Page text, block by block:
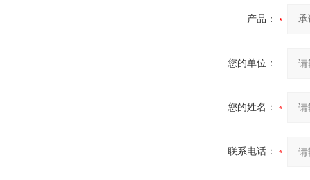
产品：
您的单位：
您的姓名：
联系电话：